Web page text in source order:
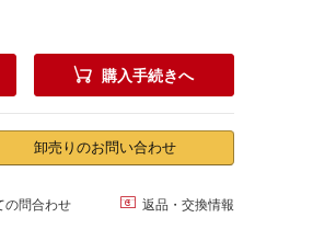
 購入手続きへ
卸売りのお問い合わせ
の問合わせ  返品・交換情報